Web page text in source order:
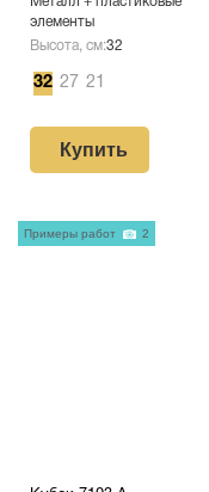
элементы
Высота, см:32
32 27 21
Купить
Примеры работ 2